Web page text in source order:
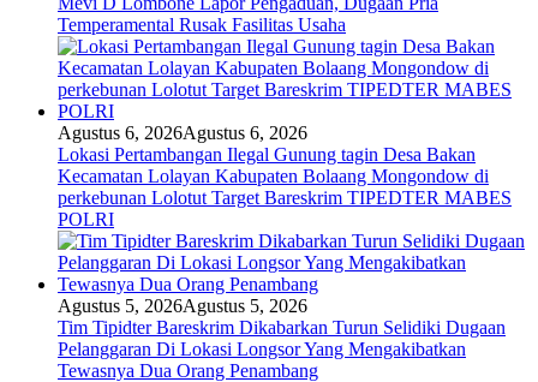
Temperamental Rusak Fasilitas Usaha
Agustus 6, 2026Agustus 6, 2026
Lokasi Pertambangan Ilegal Gunung tagin Desa Bakan
Kecamatan Lolayan Kabupaten Bolaang Mongondow di
perkebunan Lolotut Target Bareskrim TIPEDTER MABES
POLRI
Agustus 5, 2026Agustus 5, 2026
Tim Tipidter Bareskrim Dikabarkan Turun Selidiki Dugaan
Pelanggaran Di Lokasi Longsor Yang Mengakibatkan
Tewasnya Dua Orang Penambang